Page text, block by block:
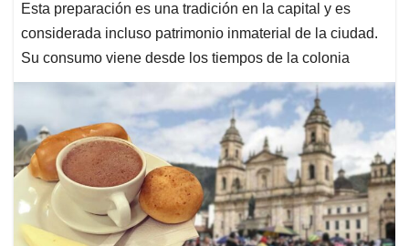
Esta preparación es una tradición en la capital y es
considerada incluso patrimonio inmaterial de la ciudad.
Su consumo viene desde los tiempos de la colonia